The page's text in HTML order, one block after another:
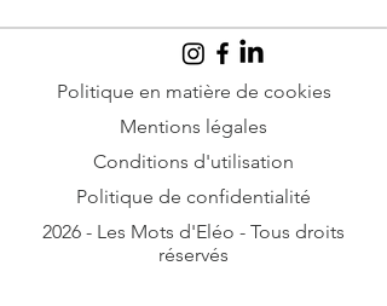
l'Orient, mais si peu
les Arabes ?
Politique en matière de cookies
Mentions légales
Conditions d'utilisation
Politique de confidentialité
2026 - Les Mots d'Eléo - Tous droits
réservés